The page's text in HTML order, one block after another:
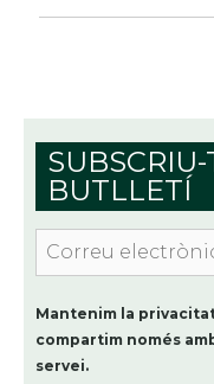
entrades
BUTLLETÍ
electrònic
*
Mantenim la
compartim només
servei.